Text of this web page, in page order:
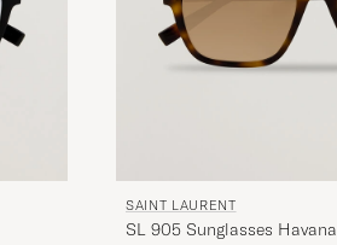
SAINT LAURENT
SL 905 Sunglasses Havana